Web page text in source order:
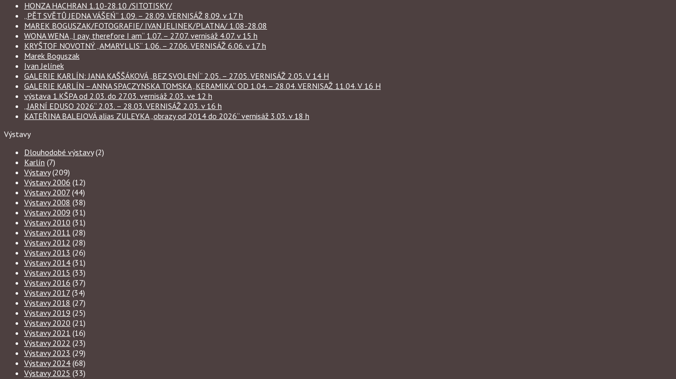
HONZA HACHRAN 1.10-28.10 /SITOTISKY/
„PĚT SVĚTŮ JEDNA VÁŠEŃ“ 1.09. – 28.09. VERNISÁŽ 8.09. v 17 h
MAREK BOGUSZAK/FOTOGRAFIE/ IVAN JELINEK/PLATNA/ 1.08-28.08
WONA WENA „I pay, therefore I am“ 1.07. – 27.07. vernisáž 4.07. v 15 h
KRYŠTOF NOVOTNÝ „AMARYLLIS“ 1.06. – 27.06. VERNISÁŽ 6.06. v 17 h
Marek Boguszak
Ivan Jelínek
GALERIE KARLÍN: JANA KAŠŠÁKOVÁ „BEZ SVOLENÍ“ 2.05. – 27.05. VERNISÁŽ 2.05. V 14 H
GALERIE KARLÍN – ANNA SPACZYNSKA TOMSKA „KERAMIKA“ OD 1.04. – 28.04. VERNISAŽ 11.04. V 16 H
výstava 1.KŠPA od 2.03. do 27.03. vernisáž 2.03. ve 12 h
„JARNÍ EDUSO 2026“ 2.03. – 28.03. VERNISÁŽ 2.03. v 16 h
KATEŘINA BALEJOVÁ alias ZULEYKA „obrazy od 2014 do 2026“ vernisáž 3.03. v 18 h
Výstavy
Dlouhodobé výstavy(2)
Karlín (7)
Výstavy(209)
Výstavy 2006 (12)
Výstavy 2007 (44)
Výstavy 2008 (38)
Výstavy 2009 (31)
Výstavy 2010 (31)
Výstavy 2011 (28)
Výstavy 2012 (28)
Výstavy 2013 (26)
Výstavy 2014 (31)
Výstavy 2015 (33)
Výstavy 2016 (37)
Výstavy 2017 (34)
Výstavy 2018 (27)
Výstavy 2019 (25)
Výstavy 2020 (21)
Výstavy 2021 (16)
Výstavy 2022 (23)
Výstavy 2023 (29)
Výstavy 2024 (68)
Výstavy 2025 (33)